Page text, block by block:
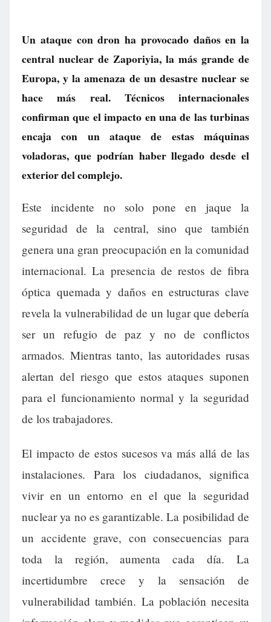
Un ataque con dron ha provocado daños en la
central nuclear de Zaporiyia, la más grande de
Europa, y la amenaza de un desastre nuclear se
hace más real. Técnicos internacionales
confirman que el impacto en una de las turbinas
encaja con un ataque de estas máquinas
voladoras, que podrían haber llegado desde el
exterior del complejo.
Este incidente no solo pone en jaque la
seguridad de la central, sino que también
genera una gran preocupación en la comunidad
internacional. La presencia de restos de fibra
óptica quemada y daños en estructuras clave
revela la vulnerabilidad de un lugar que debería
ser un refugio de paz y no de conflictos
armados. Mientras tanto, las autoridades rusas
alertan del riesgo que estos ataques suponen
para el funcionamiento normal y la seguridad
de los trabajadores.
El impacto de estos sucesos va más allá de las
instalaciones. Para los ciudadanos, significa
vivir en un entorno en el que la seguridad
nuclear ya no es garantizable. La posibilidad de
un accidente grave, con consecuencias para
toda la región, aumenta cada día. La
incertidumbre crece y la sensación de
vulnerabilidad también. La población necesita